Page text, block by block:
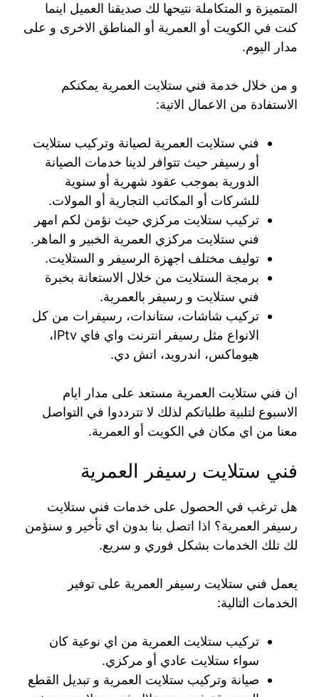
المتميزة و المتكاملة نتيحها لك صديقنا العميل اينما
كنت في الكويت أو العمرية أو المناطق الاخرى و على
مدار اليوم.
و من خلال خدمة فني ستلايت العمرية يمكنكم
الاستفادة من الاعمال الاتية:
فني ستلايت العمرية لصيانة وتركيب ستلايت
أو رسيفر حيث تتوافر لدينا خدمات الصيانة
الدورية بموجب عقود شهرية أو سنوية
للشركات أو المكاتب التجارية أو المولات.
تركيب ستلايت مركزي حيث نؤمن لكم امهر
فني ستلايت مركزي العمرية الخبير و الماهر.
توليف مختلف اجهزة الرسيفر و الستلايت.
برمجة الستلايت من خلال الاستعانة بخبرة
فني ستلايت و رسيفر بالعمرية.
تركيب شاشات، ستاندات، رسيفرات من كل
الانواع مثل رسيفر انترنت واي فاي IPtv،
هيوماكس، اندرويد، اتش دي.
ان فني ستلايت العمرية مستعد على مدار ايام
الاسبوع لتلبية طلباتكم لذلك لا تترددوا في التواصل
معنا من اي مكان في الكويت أو العمرية.
فني ستلايت رسيفر العمرية
هل ترغب في الحصول على خدمات فني ستلايت
رسيفر العمرية؟ اذا اتصل بنا بدون اي تأخير و سنؤمن
لك تلك الخدمات بشكل فوري و سريع.
يعمل فني ستلايت رسيفر العمرية على توفير
الخدمات التالية:
تركيب ستلايت العمرية من اي نوعية كان
سواء ستلايت عادي أو مركزي.
صيانة وتركيب ستلايت العمرية و تبديل القطع